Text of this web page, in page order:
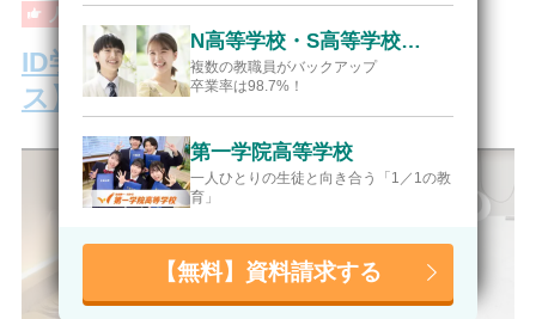
人気校
ID学園高等学校【通学もできるコー
ス】
N高等学校・S高等学校・R高等学校
複数の教職員がバックアップ
卒業率は98.7%！
第一学院高等学校
一人ひとりの生徒と向き合う「1／1の教
育」
【無料】資料請求する